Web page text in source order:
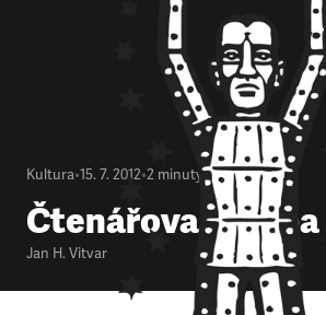
Kultura•15. 7. 2012•2 minuty
Čtenářova prosba
Jan H. Vitvar